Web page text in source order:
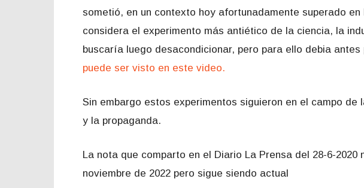
sometió, en un contexto hoy afortunadamente superado
considera el experimento más antiético de la ciencia, la
buscaría luego desacondicionar, pero para ello debia antes
puede ser visto en este video.
Sin embargo estos experimentos siguieron en el campo de
y la propaganda.
La nota que comparto en el Diario La Prensa del 28-6-2020
noviembre de 2022 pero sigue siendo actual